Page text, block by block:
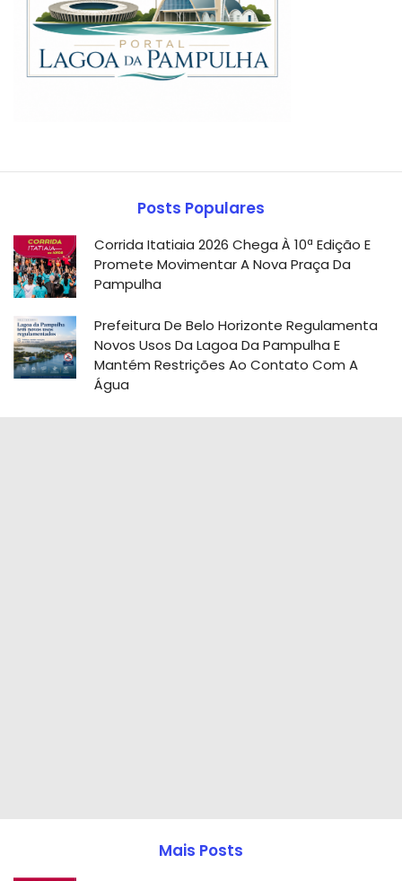
Posts Populares
Corrida Itatiaia 2026 Chega À 10ª Edição E
Promete Movimentar A Nova Praça Da
Pampulha
Prefeitura De Belo Horizonte Regulamenta
Novos Usos Da Lagoa Da Pampulha E
Mantém Restrições Ao Contato Com A
Água
Mais Posts